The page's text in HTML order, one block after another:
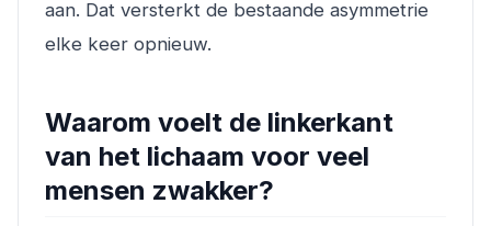
aan. Dat versterkt de bestaande asymmetrie
elke keer opnieuw.
Waarom voelt de linkerkant
van het lichaam voor veel
mensen zwakker?